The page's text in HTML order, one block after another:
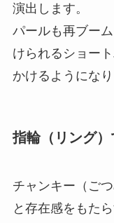
演出します。
パールも再ブー
けられるショー
かけるようになり
指輪（リング
チャンキー（ご
と存在感をもた